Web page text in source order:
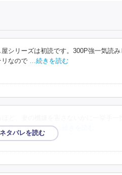
シリーズは初読です。300P強一気読
リなので
…続きを読む
の気の使いようが …続きを読む